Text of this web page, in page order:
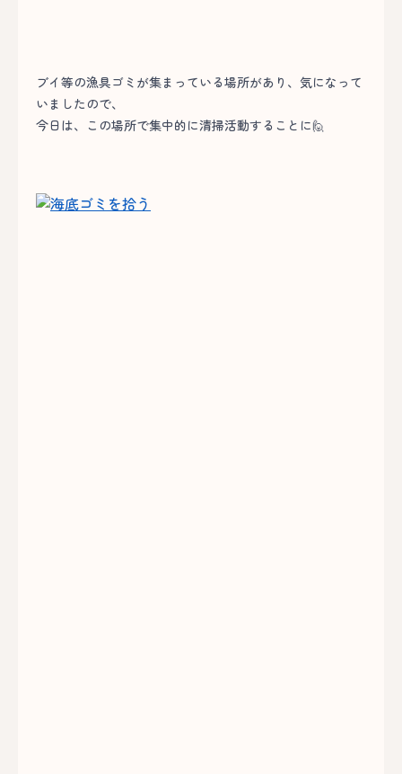
ブイ等の漁具ゴミが集まっている場所があり、気になって
いましたので、
今日は、この場所で集中的に清掃活動することに🙋